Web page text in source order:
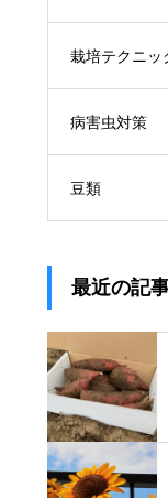
栽培テクニッ
病害虫対策
豆類
最近の記